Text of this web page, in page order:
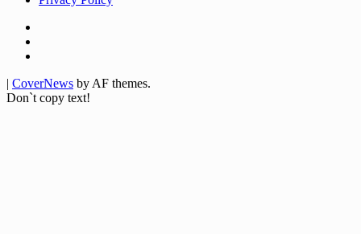
| CoverNews by AF themes.
Don`t copy text!